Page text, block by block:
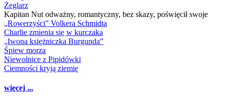
Żeglarz
Kapitan Nut odważny, romantyczny, bez skazy, poświęcił swoje
„Rowerzyści” Volkera Schmidta
Charlie zmienia się w kurczaka
„Iwona księżniczka Burgunda”
Śpiew morza
Niewolnice z Pipidówki
Ciemności kryją ziemię
więcej ...